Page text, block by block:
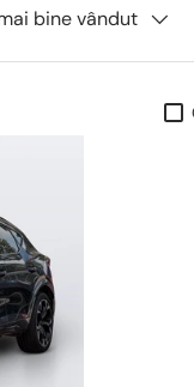
bine vândut